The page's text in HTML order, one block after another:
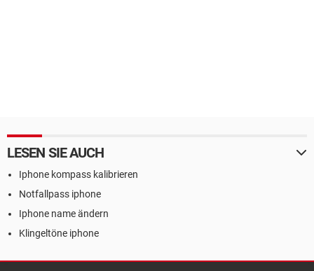
LESEN SIE AUCH
Iphone kompass kalibrieren
Notfallpass iphone
Iphone name ändern
Klingeltöne iphone